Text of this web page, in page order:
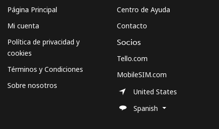
Página Principal
Mi cuenta
Política de privacidad y
cookies
Términos y Condiciones
Sobre nosotros
Centro de Ayuda
Contacto
Socios
Tello.com
MobileSIM.com
United States
Spanish